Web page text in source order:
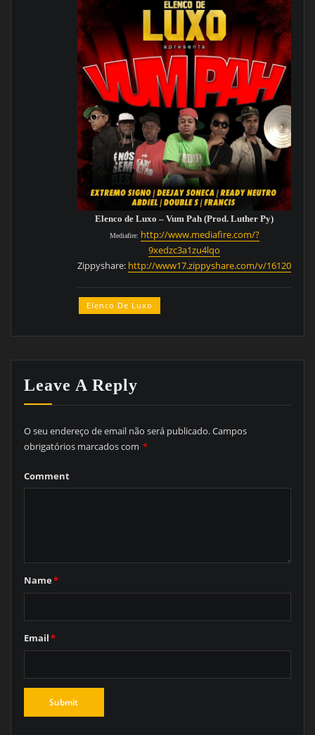
Elenco de Luxo – Vum Pah (Prod. Luther Py)
Mediafire: http://www.mediafire.com/?
9xedzc3a1zu4lqo
Zippyshare: http://www17.zippyshare.com/v/16120751/
Elenco De Luxo
Leave A Reply
O seu endereço de email não será publicado.Campos
obrigatórios marcados com *
Comment
Name*
Email*